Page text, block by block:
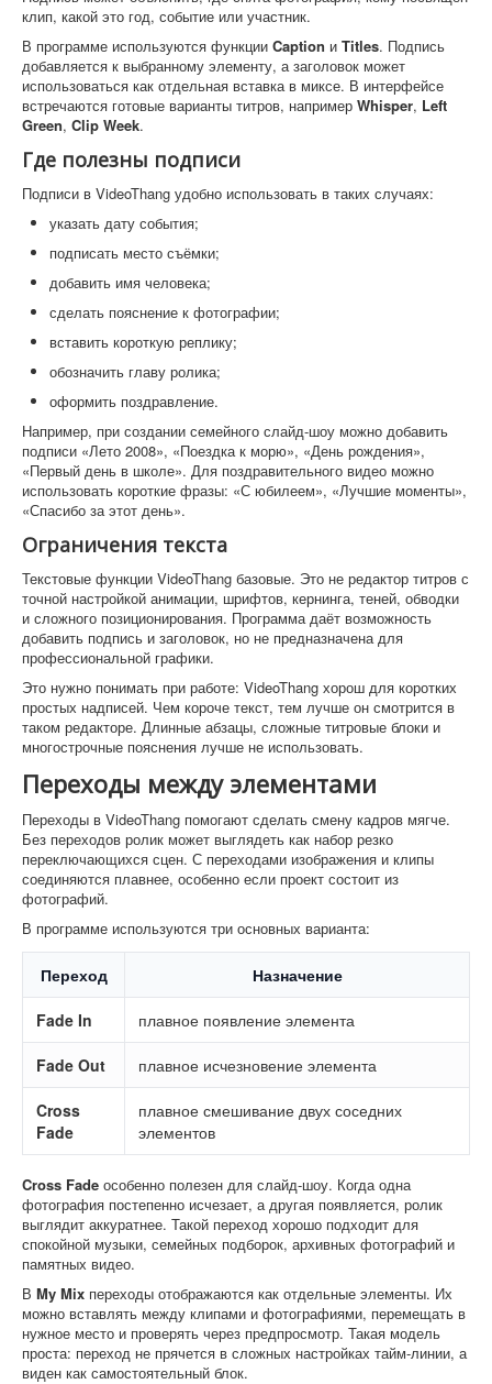
клип, какой это год, событие или участник.
В программе используются функции Caption и Titles. Подпись
добавляется к выбранному элементу, а заголовок может
использоваться как отдельная вставка в миксе. В интерфейсе
встречаются готовые варианты титров, например Whisper, Left
Green, Clip Week.
Где полезны подписи
Подписи в VideoThang удобно использовать в таких случаях:
указать дату события;
подписать место съёмки;
добавить имя человека;
сделать пояснение к фотографии;
вставить короткую реплику;
обозначить главу ролика;
оформить поздравление.
Например, при создании семейного слайд-шоу можно добавить
подписи «Лето 2008», «Поездка к морю», «День рождения»,
«Первый день в школе». Для поздравительного видео можно
использовать короткие фразы: «С юбилеем», «Лучшие моменты»,
«Спасибо за этот день».
Ограничения текста
Текстовые функции VideoThang базовые. Это не редактор титров с
точной настройкой анимации, шрифтов, кернинга, теней, обводки
и сложного позиционирования. Программа даёт возможность
добавить подпись и заголовок, но не предназначена для
профессиональной графики.
Это нужно понимать при работе: VideoThang хорош для коротких
простых надписей. Чем короче текст, тем лучше он смотрится в
таком редакторе. Длинные абзацы, сложные титровые блоки и
многострочные пояснения лучше не использовать.
Переходы между элементами
Переходы в VideoThang помогают сделать смену кадров мягче.
Без переходов ролик может выглядеть как набор резко
переключающихся сцен. С переходами изображения и клипы
соединяются плавнее, особенно если проект состоит из
фотографий.
В программе используются три основных варианта:
Переход Назначение
Fade In плавное появление элемента
Fade Out плавное исчезновение элемента
Cross
Fade
плавное смешивание двух соседних
элементов
Cross Fade особенно полезен для слайд-шоу. Когда одна
фотография постепенно исчезает, а другая появляется, ролик
выглядит аккуратнее. Такой переход хорошо подходит для
спокойной музыки, семейных подборок, архивных фотографий и
памятных видео.
В My Mix переходы отображаются как отдельные элементы. Их
можно вставлять между клипами и фотографиями, перемещать в
нужное место и проверять через предпросмотр. Такая модель
проста: переход не прячется в сложных настройках тайм-линии, а
виден как самостоятельный блок.